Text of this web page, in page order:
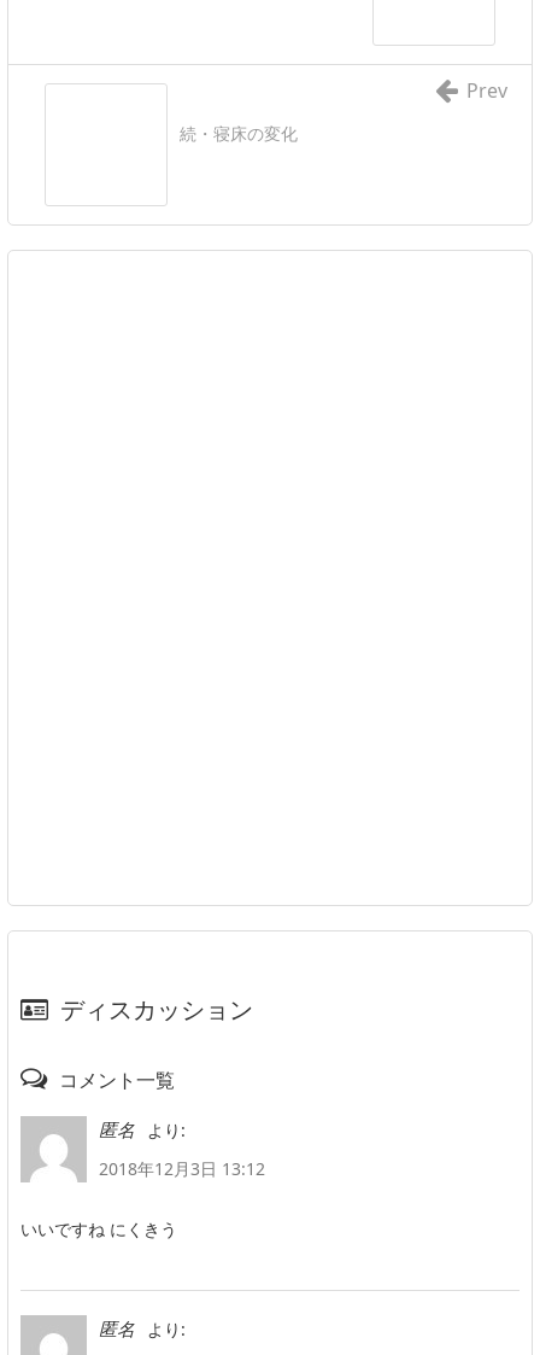
続・寝床の変化
Prev
ディスカッション
コメント一覧
匿名
より:
2018年12月3日 13:12
いいですね にくきう
匿名
より: